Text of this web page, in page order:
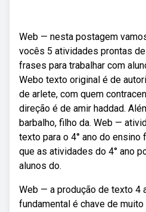
Web — nesta postagem
vocês 5 atividades prontas
frases para trabalhar com
Webo texto original é de
de arlete, com quem
direção é de amir haddad.
barbalho, filho da. Web —
texto para o 4° ano do ensino
que as atividades do 4° ano
alunos do.
Web — a produção de texto 4
fundamental é chave de